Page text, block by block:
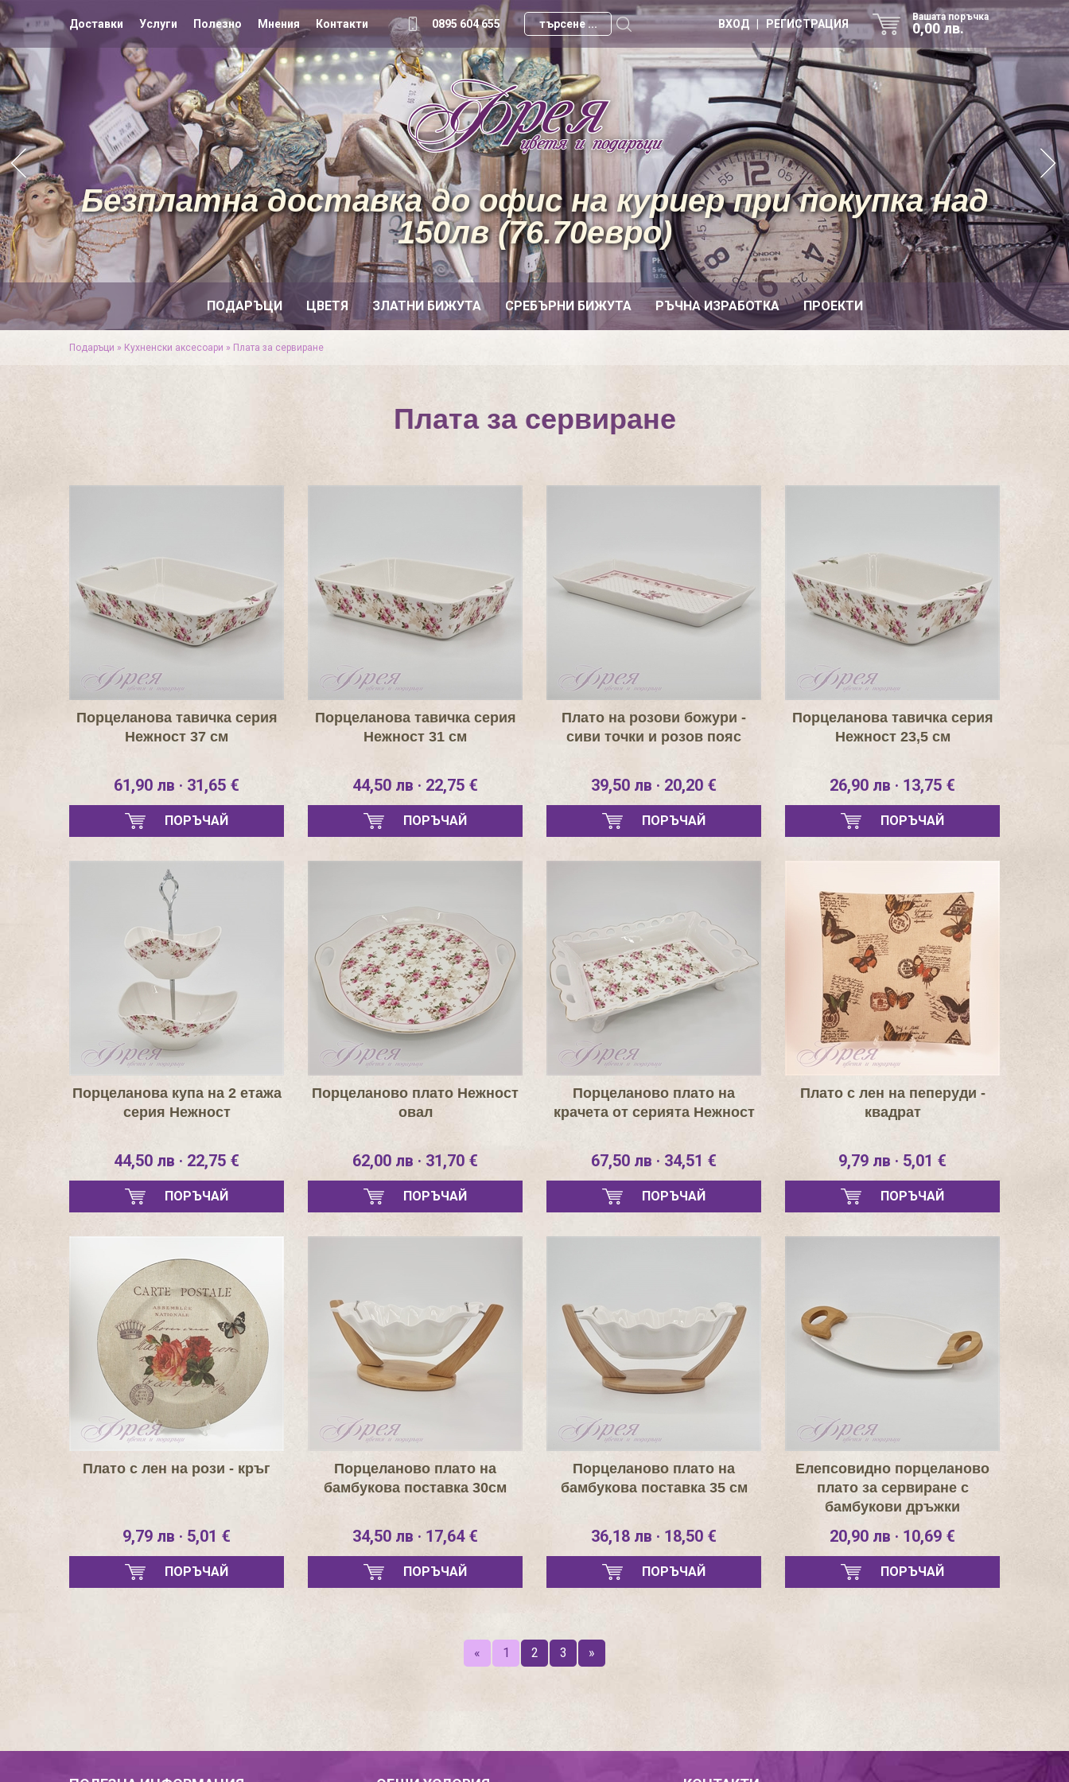
Доставки Услуги Полезно Мнения Контакти 0895 604 655
Вашата поръчка
0,00 лв.
ВХОД | РЕГИСТРАЦИЯ
ПОДАРЪЦИ ЦВЕТЯ ЗЛАТНИ БИЖУТА СРЕБЪРНИ БИЖУТА РЪЧНА ИЗРАБОТКА ПРОЕКТИ
Безплатна доставка до офис на куриер при покупка над
150лв (76.70евро)
Подаръци » Кухненски аксесоари » Плата за сервиране
Плата за сервиране
Порцеланова тавичка серия
Нежност 37 см
61,90 лв · 31,65 €
ПОРЪЧАЙ
Порцеланова тавичка серия
Нежност 31 см
44,50 лв · 22,75 €
ПОРЪЧАЙ
Плато на розови божури -
сиви точки и розов пояс
39,50 лв · 20,20 €
ПОРЪЧАЙ
Порцеланова тавичка серия
Нежност 23,5 см
26,90 лв · 13,75 €
ПОРЪЧАЙ
Порцеланова купа на 2 етажа
серия Нежност
44,50 лв · 22,75 €
ПОРЪЧАЙ
Порцеланово плато Нежност
овал
62,00 лв · 31,70 €
ПОРЪЧАЙ
Порцеланово плато на
крачета от серията Нежност
67,50 лв · 34,51 €
ПОРЪЧАЙ
Плато с лен на пеперуди -
квадрат
9,79 лв · 5,01 €
ПОРЪЧАЙ
Плато с лен на рози - кръг
9,79 лв · 5,01 €
ПОРЪЧАЙ
Порцеланово плато на
бамбукова поставка 30см
34,50 лв · 17,64 €
ПОРЪЧАЙ
Порцеланово плато на
бамбукова поставка 35 см
36,18 лв · 18,50 €
ПОРЪЧАЙ
Елепсовидно порцеланово
плато за сервиране с
бамбукови дръжки
20,90 лв · 10,69 €
ПОРЪЧАЙ
« 1 2 3 »